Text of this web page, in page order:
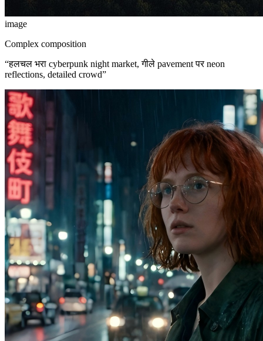
image
Complex composition
“हलचल भरा cyberpunk night market, गीले pavement पर neon
reflections, detailed crowd”